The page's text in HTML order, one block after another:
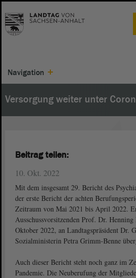
Navigation
Versorgung weiter unter
10. Okt. 2022
Mit dem insgesamt 29. Bericht des
der erste Bericht der achten
Zeitraum von Mai 2021 bis April 2022.
Ausschussvorsitzenden Prof. Dr.
Oktober 2022, an Landtagspräsident Dr.
Sozialministerin Petra Grimm-Benne
Auch dieser Bericht steht noch ganz im
Pandemie. Die Neuberufung der
Beitrag teilen: